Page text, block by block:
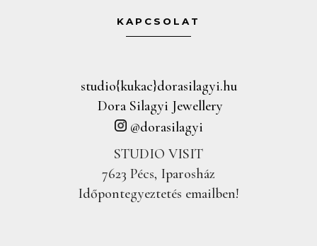
KAPCSOLAT
studio{kukac}dorasilagyi.hu
Dora Silagyi Jewellery
@dorasilagyi
STUDIO VISIT
7623 Pécs, Iparosház
Időpontegyeztetés emailben!